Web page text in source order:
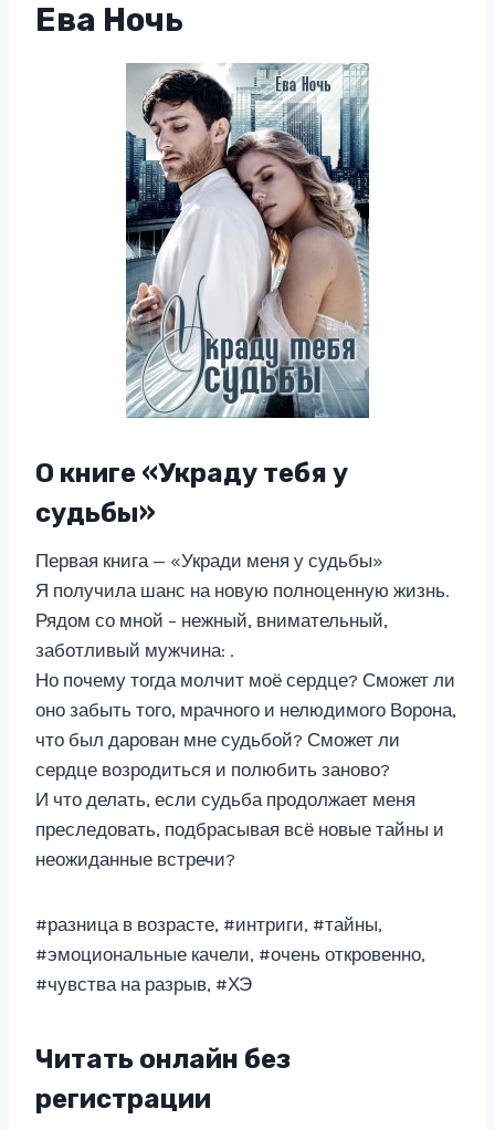
Ева Ночь
О книге «Украду тебя у
судьбы»
Первая книга — «Укради меня у судьбы»
Я получила шанс на новую полноценную жизнь.
Рядом со мной – нежный, внимательный,
заботливый мужчина: .
Но почему тогда молчит моё сердце? Сможет ли
оно забыть того, мрачного и нелюдимого Ворона,
что был дарован мне судьбой? Сможет ли
сердце возродиться и полюбить заново?
И что делать, если судьба продолжает меня
преследовать, подбрасывая всё новые тайны и
неожиданные встречи?
#разница в возрасте, #интриги, #тайны,
#эмоциональные качели, #очень откровенно,
#чувства на разрыв, #ХЭ
Читать онлайн без
регистрации